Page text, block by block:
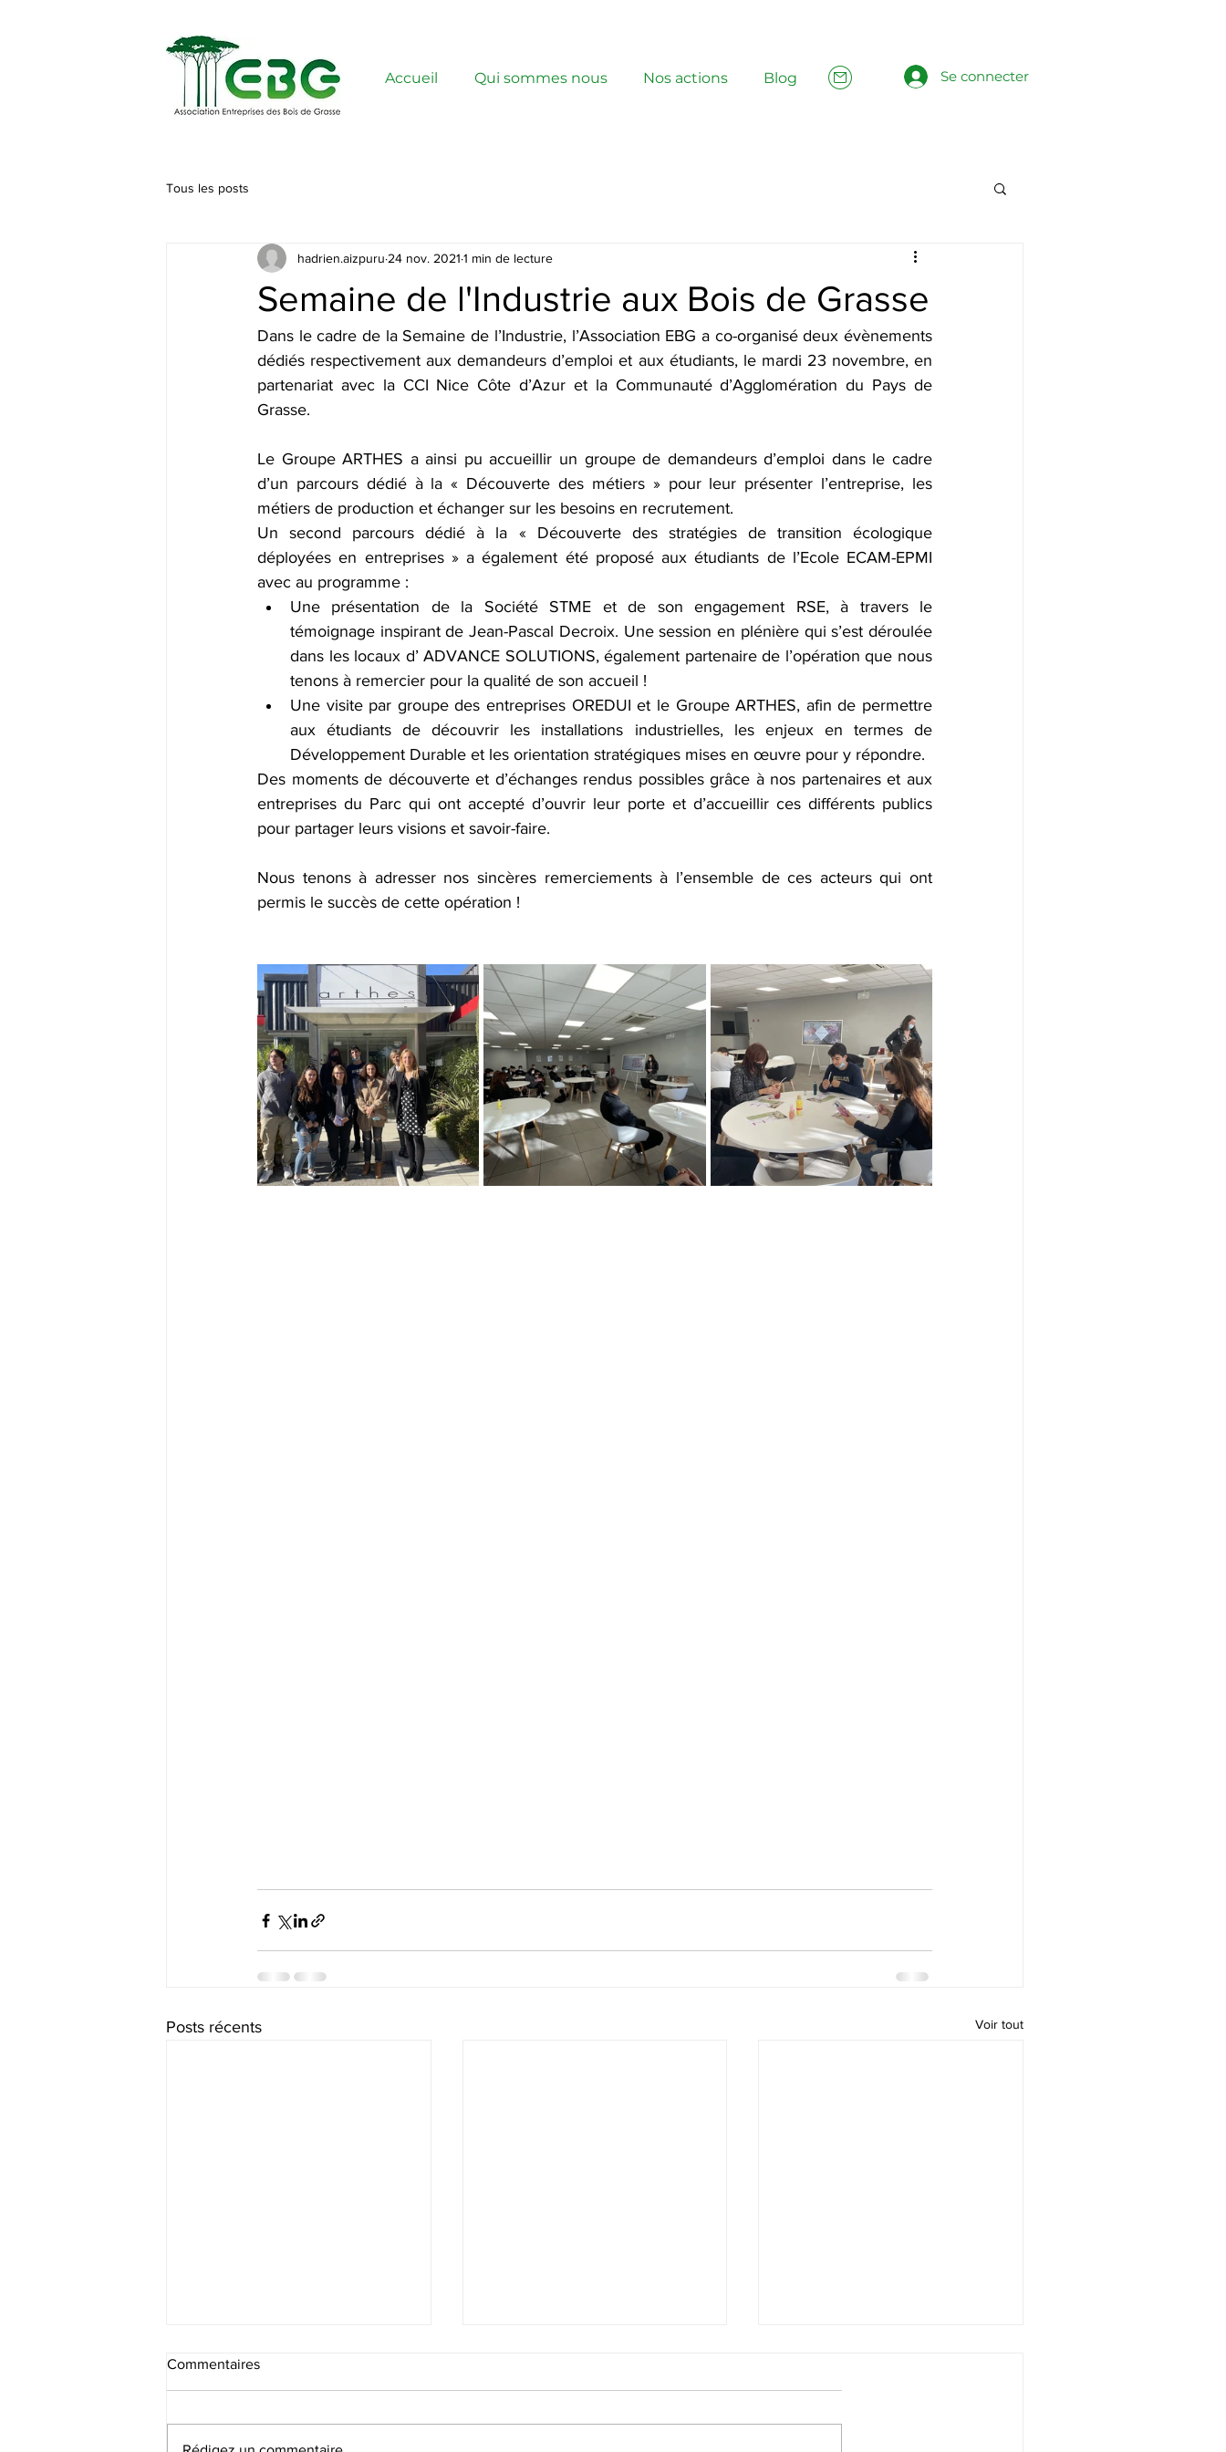
Accueil Qui sommes nous Nos actions Blog Se connecter
Tous les posts
Semaine de l'Industrie aux Bois de Grasse
hadrien.aizpuru 24 nov. 2021 1 min de lecture
Dans le cadre de la Semaine de l’Industrie, l’Association EBG a co-organisé deux évènements
dédiés respectivement aux demandeurs d’emploi et aux étudiants, le mardi 23 novembre, en
partenariat avec la CCI Nice Côte d’Azur et la Communauté d’Agglomération du Pays de
Grasse.
Le Groupe ARTHES a ainsi pu accueillir un groupe de demandeurs d’emploi dans le cadre
d’un parcours dédié à la « Découverte des métiers » pour leur présenter l’entreprise, les
métiers de production et échanger sur les besoins en recrutement.
Un second parcours dédié à la « Découverte des stratégies de transition écologique
déployées en entreprises » a également été proposé aux étudiants de l’Ecole ECAM-EPMI
avec au programme :
Une présentation de la Société STME et de son engagement RSE, à travers le
témoignage inspirant de Jean-Pascal Decroix. Une session en plénière qui s’est déroulée
dans les locaux d’ ADVANCE SOLUTIONS, également partenaire de l’opération que nous
tenons à remercier pour la qualité de son accueil !
Une visite par groupe des entreprises OREDUI et le Groupe ARTHES, afin de permettre
aux étudiants de découvrir les installations industrielles, les enjeux en termes de
Développement Durable et les orientation stratégiques mises en œuvre pour y répondre.
Des moments de découverte et d’échanges rendus possibles grâce à nos partenaires et aux
entreprises du Parc qui ont accepté d’ouvrir leur porte et d’accueillir ces différents publics
pour partager leurs visions et savoir-faire.
Nous tenons à adresser nos sincères remerciements à l’ensemble de ces acteurs qui ont
permis le succès de cette opération !
Posts récents Voir tout
Commentaires